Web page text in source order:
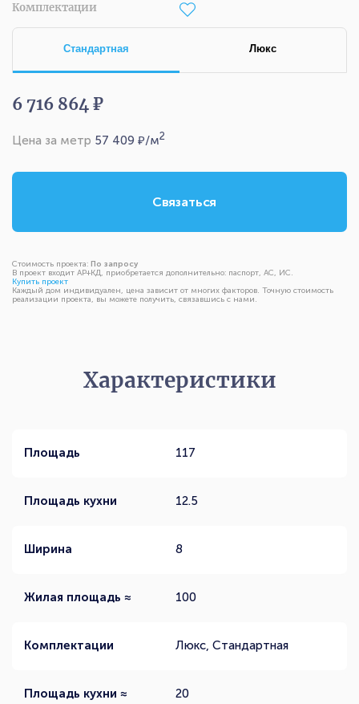
Комплектации
Стандартная Люкс
6 716 864 ₽
Цена за метр 57 409 ₽/м2
Связаться
Стоимость проекта: По запросу
В проект входит АР+КД, приобретается дополнительно: паспорт, АС, ИС.
Купить проект
Каждый дом индивидуален, цена зависит от многих факторов. Точную стоимость
реализации проекта, вы можете получить, связавшись с нами.
Характеристики
Площадь 117
Площадь кухни 12.5
Ширина 8
Жилая площадь ≈ 100
Комплектации Люкс, Стандартная
Площадь кухни ≈ 20